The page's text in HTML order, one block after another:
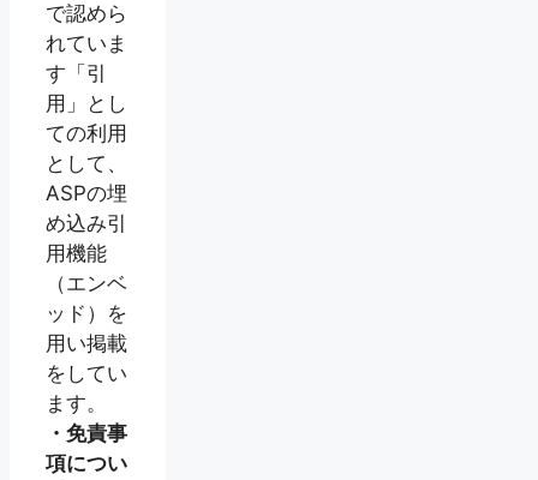
で認めら
れていま
す「引
用」とし
ての利用
として、
ASPの埋
め込み引
用機能
（エンベ
ッド）を
用い掲載
をしてい
ます。
・免責事
項につい